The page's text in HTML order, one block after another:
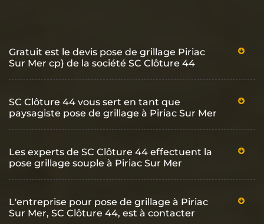
Gratuit est le devis pose de grillage Piriac
Sur Mer cp} de la société SC Clôture 44
SC Clôture 44 vous sert en tant que
paysagiste pose de grillage à Piriac Sur Mer
Les experts de SC Clôture 44 effectuent la
pose grillage souple à Piriac Sur Mer
L'entreprise pour pose de grillage à Piriac
Sur Mer, SC Clôture 44, est à contacter